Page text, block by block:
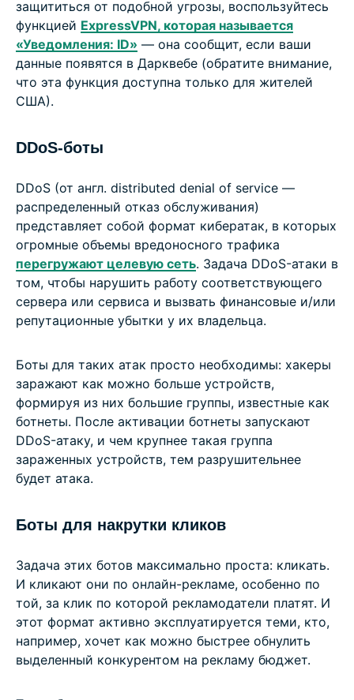
защититься от подобной угрозы, воспользуйтесь
функцией ExpressVPN, которая называется
«Уведомления: ID» — она сообщит, если ваши
данные появятся в Дарквебе (обратите внимание,
что эта функция доступна только для жителей
США).
DDoS-боты
DDoS (от англ. distributed denial of service —
распределенный отказ обслуживания)
представляет собой формат кибератак, в которых
огромные объемы вредоносного трафика
перегружают целевую сеть. Задача DDoS-атаки в
том, чтобы нарушить работу соответствующего
сервера или сервиса и вызвать финансовые и/или
репутационные убытки у их владельца.
Боты для таких атак просто необходимы: хакеры
заражают как можно больше устройств,
формируя из них большие группы, известные как
ботнеты. После активации ботнеты запускают
DDoS-атаку, и чем крупнее такая группа
зараженных устройств, тем разрушительнее
будет атака.
Боты для накрутки кликов
Задача этих ботов максимально проста: кликать.
И кликают они по онлайн-рекламе, особенно по
той, за клик по которой рекламодатели платят. И
этот формат активно эксплуатируется теми, кто,
например, хочет как можно быстрее обнулить
выделенный конкурентом на рекламу бюджет.